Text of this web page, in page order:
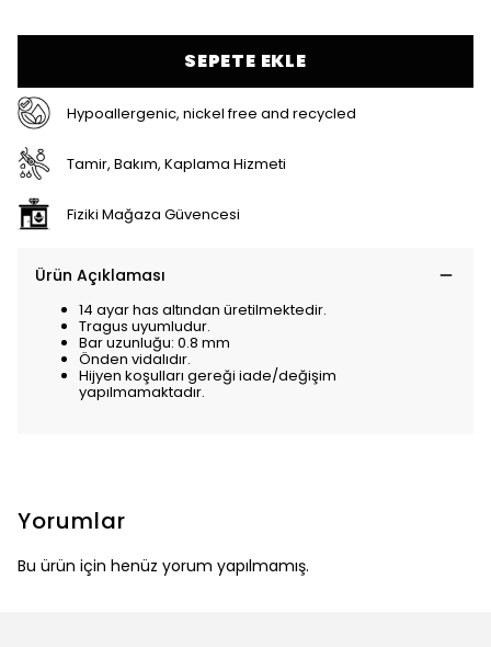
SEPETE EKLE
Hypoallergenic, nickel free and recycled
Tamir, Bakım, Kaplama Hizmeti
Fiziki Mağaza Güvencesi
Ürün Açıklaması
14 ayar has altından üretilmektedir.
Tragus uyumludur.
Bar uzunluğu: 0.8 mm
Önden vidalıdır.
Hijyen koşulları gereği iade/değişim
yapılmamaktadır.
Yorumlar
Bu ürün için henüz yorum yapılmamış.